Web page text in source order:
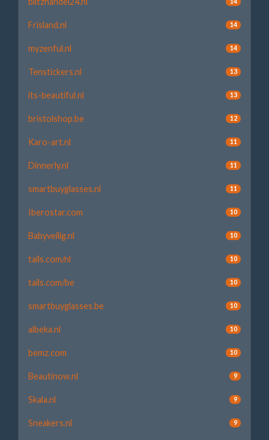
Frisland.nl 14
myzenful.nl 14
Tenstickers.nl 13
its-beautiful.nl 13
bristolshop.be 12
Karo-art.nl 11
Dinnerly.nl 11
smartbuyglasses.nl 11
Iberostar.com 10
Babyveilig.nl 10
tails.com/nl 10
tails.com/be 10
smartbuyglasses.be 10
albeka.nl 10
bemz.com 10
Beautinow.nl 9
Skala.nl 9
Sneakers.nl 9